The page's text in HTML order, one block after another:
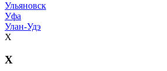
Ульяновск
Уфа
Улан-Удэ
Х
Х